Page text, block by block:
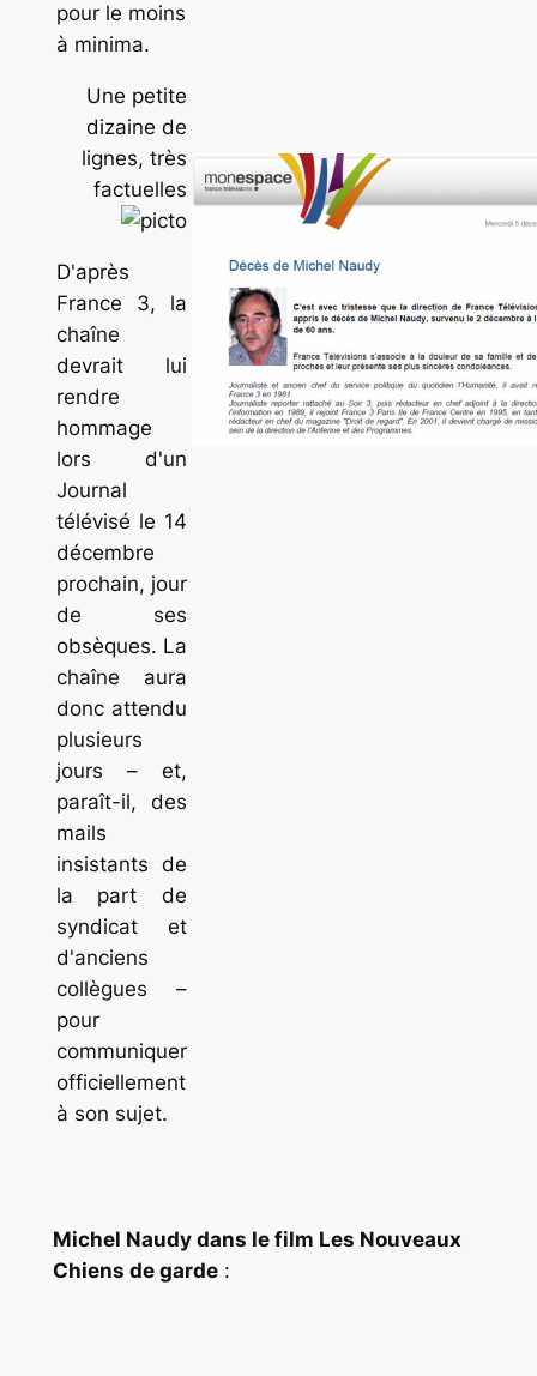
pour le moins
à minima.
Une petite
dizaine de
lignes, très
factuelles
D'après
France 3, la
chaîne
devrait lui
rendre
hommage
lors d'un
Journal
télévisé le 14
décembre
prochain, jour
de ses
obsèques. La
chaîne aura
donc attendu
plusieurs
jours – et,
paraît-il, des
mails
insistants de
la part de
syndicat et
d'anciens
collègues –
pour
communiquer
officiellement
à son sujet.
Michel Naudy dans le film Les Nouveaux
Chiens de garde: